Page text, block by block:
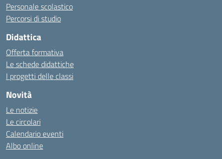
Personale scolastico
Percorsi di studio
Didattica
Offerta formativa
Le schede didattiche
I progetti delle classi
Novità
Le notizie
Le circolari
Calendario eventi
Albo online